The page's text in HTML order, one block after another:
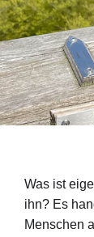
Was ist
ihn? Es
Menschen